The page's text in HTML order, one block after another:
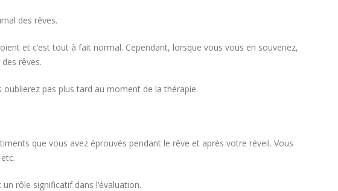
des rêves.
et c’est tout à fait normal. Cependant, lorsque vous vous en souvenez,
rêves.
pas plus tard au moment de la thérapie.
que vous avez éprouvés pendant le rêve et après votre réveil. Vous
rôle significatif dans l’évaluation.